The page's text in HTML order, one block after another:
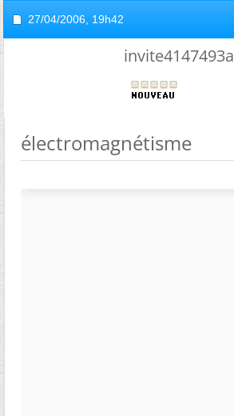
27/04/2006, 19h42
invite4147493a
électromagnétisme